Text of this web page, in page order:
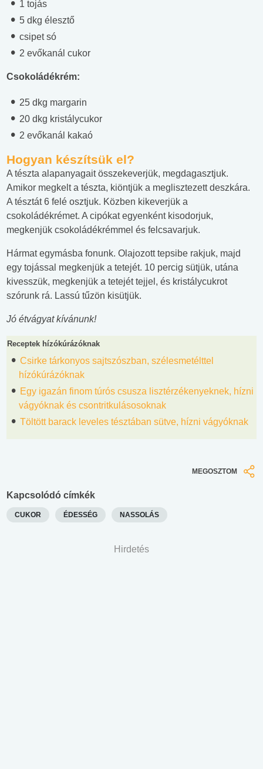
1 tojás
5 dkg élesztő
csipet só
2 evőkanál cukor
Csokoládékrém:
25 dkg margarin
20 dkg kristálycukor
2 evőkanál kakaó
Hogyan készítsük el?
A tészta alapanyagait összekeverjük, megdagasztjuk.
Amikor megkelt a tészta, kiöntjük a meglisztezett deszkára.
A tésztát 6 felé osztjuk. Közben kikeverjük a
csokoládékrémet. A cipókat egyenként kisodorjuk,
megkenjük csokoládékrémmel és felcsavarjuk.
Hármat egymásba fonunk. Olajozott tepsibe rakjuk, majd
egy tojással megkenjük a tetejét. 10 percig sütjük, utána
kivesszük, megkenjük a tetejét tejjel, és kristálycukrot
szórunk rá. Lassú tűzön kisütjük.
Jó étvágyat kívánunk!
Receptek hízókúrázóknak
Csirke tárkonyos sajtszószban, szélesmetélttel
hízókúrázóknak
Egy igazán finom túrós csusza lisztérzékenyeknek, hízni
vágyóknak és csontritkulásosoknak
Töltött barack leveles tésztában sütve, hízni vágyóknak
MEGOSZTOM
Kapcsolódó címkék
CUKOR ÉDESSÉG NASSOLÁS
Hirdetés